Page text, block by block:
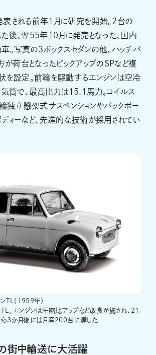
される前年1月に研究を開始。2台の
後、翌55年10月に発売となった、国内
。写真の3ボックスセダンの他、ハッチバ
が荷台となったピックアップのSPなど複
を設定。前輪を駆動するエンジンは空冷
筒で、最高出力は15.1馬力。コイルス
独立懸架式サスペンションやバックボー
ディーなど、先進的な技術が採用されてい
ンTL（1959年）
。エンジンは圧縮比アップなど改良が施され、21
ら3か月後には月産200台に達した
街中輸送に大活躍